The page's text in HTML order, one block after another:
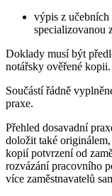
výpis z učebních
specializovanou
Doklady musí být
notářsky ověřené kopii.
Součástí řádně
praxe.
Přehled dosavadní
doložit také
kopií potvrzení od
rozvázání pracovního
více zaměstnavatelů